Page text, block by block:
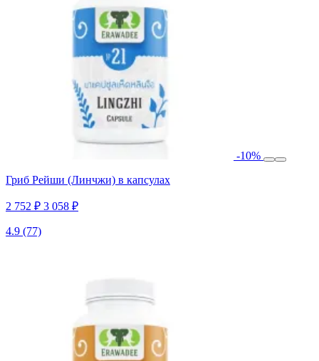
-10%
Гриб Рейши (Линчжи) в капсулах
2 752 ₽ 3 058 ₽
4.9 (77)